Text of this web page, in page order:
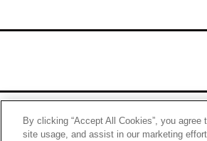
By clicking “Accept All Cookies”, you
site usage, and assist in our marketing